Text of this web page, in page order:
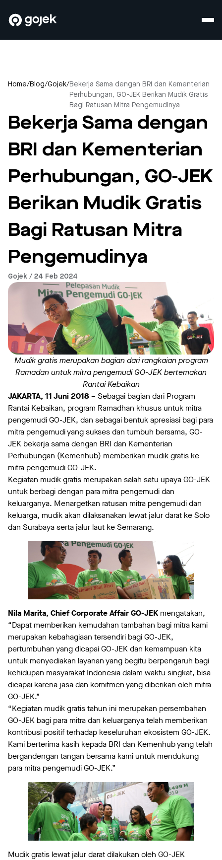
Home/Blog/Gojek/Bekerja Sama dengan BRI dan Kementerian
Perhubungan, GO-JEK Berikan Mudik Gratis
Bagi Ratusan Mitra Pengemudinya
Bekerja Sama dengan
BRI dan Kementerian
Perhubungan, GO-JEK
Berikan Mudik Gratis
Bagi Ratusan Mitra
Pengemudinya
Gojek / 24 Feb 2024
Mudik gratis merupakan bagian dari rangkaian program
Ramadan untukmitra pengemudi GO-JEK bertemakan
Rantai Kebaikan
JAKARTA, 11 Juni 2018– Sebagai bagian dari Program
Rantai Kebaikan, program Ramadhan khusus untuk mitra
pengemudi GO-JEK, dan sebagai bentuk apresiasi bagi para
mitra pengemudi yang sukses dan tumbuh bersama, GO-
JEK bekerja sama dengan BRI dan Kementerian
Perhubungan (Kemenhub) memberikan mudik gratis ke
mitra pengemudi GO-JEK.
Kegiatan mudik gratis merupakan salah satu upaya GO-JEK
untuk berbagi dengan para mitra pengemudi dan
keluarganya. Menargetkan ratusan mitra pengemudi dan
keluarga, mudik akan dilaksanakan lewat jalur darat ke Solo
dan Surabaya serta jalur laut ke Semarang.
Nila Marita, Chief Corporate Affair GO-JEK mengatakan,
“Dapat memberikan kemudahan tambahan bagi mitra kami
merupakan kebahagiaan tersendiri bagi GO-JEK,
pertumbuhan yang dicapai GO-JEK dan kemampuan kita
untuk menyediakan layanan yang begitu berpengaruh bagi
kehidupan masyarakat Indonesia dalam waktu singkat, bisa
dicapai karena jasa dan komitmen yang diberikan oleh mitra
GO-JEK.”
“Kegiatan mudik gratis tahun ini merupakan persembahan
GO-JEK bagi para mitra dan keluarganya telah memberikan
kontribusi positif terhadap keseluruhan ekosistem GO-JEK.
Kami berterima kasih kepada BRI dan Kemenhub yang telah
bergandengan tangan bersama kami untuk mendukung
para mitra pengemudi GO-JEK.”
Mudik gratis lewat jalur darat dilakukan oleh GO-JEK